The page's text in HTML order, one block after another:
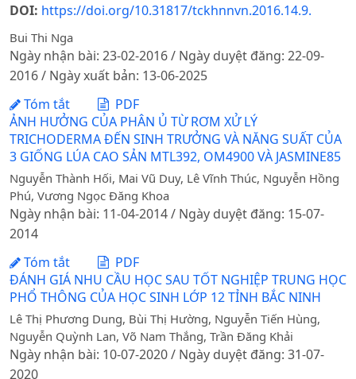
DOI: https://doi.org/10.31817/tckhnnvn.2016.14.9.
Bui Thi Nga
Ngày nhận bài: 23-02-2016 / Ngày duyệt đăng: 22-09-
2016 / Ngày xuất bản: 13-06-2025
Tóm tắt
PDF
ẢNH HƯỞNG CỦA PHÂN Ủ TỪ RƠM XỬ LÝ
TRICHODERMA ĐẾN SINH TRƯỞNG VÀ NĂNG SUẤT CỦA
3 GIỐNG LÚA CAO SẢN MTL392, OM4900 VÀ JASMINE85
Nguyễn Thành Hối, Mai Vũ Duy, Lê Vĩnh Thúc, Nguyễn Hồng
Phú, Vương Ngọc Đăng Khoa
Ngày nhận bài: 11-04-2014 / Ngày duyệt đăng: 15-07-
2014
Tóm tắt
PDF
ĐÁNH GIÁ NHU CẦU HỌC SAU TỐT NGHIỆP TRUNG HỌC
PHỔ THÔNG CỦA HỌC SINH LỚP 12 TỈNH BẮC NINH
Lê Thị Phương Dung, Bùi Thị Hường, Nguyễn Tiến Hùng,
Nguyễn Quỳnh Lan, Võ Nam Thắng, Trần Đăng Khải
Ngày nhận bài: 10-07-2020 / Ngày duyệt đăng: 31-07-
2020